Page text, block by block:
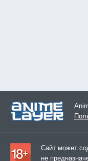
Сайт может
не